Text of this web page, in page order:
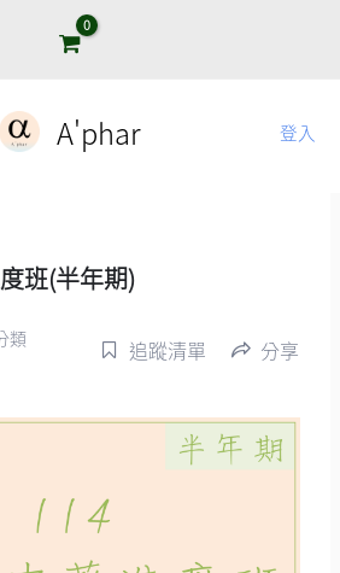
A'phar 登入
班(半年期)
類 追蹤清單 分享